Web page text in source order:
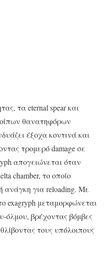
τα eternal spear και
θανατηφόρων
έξοχα κοντινά και
τρομερό damage σε
απογειώνεται όταν
chamber, το οποίο
ανάγκη για reloading. Με
exagryph μεταμορφώνεται
όλμου, βρέχοντας βόμβες
τους υπόλοιπους